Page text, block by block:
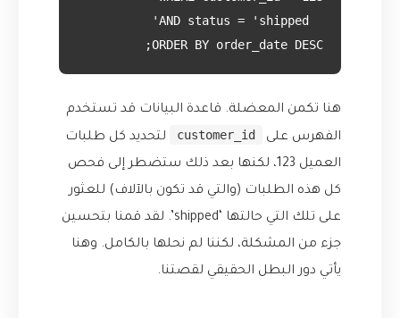
ORDER BY order_date DESC;
هنا تكمن المعضلة. قاعدة البيانات قد تستخدم
الفهرس على
customer_id
لتحديد كل طلبات
العميل 123، لكنها بعد ذلك ستضطر إلى فحص
كل هذه الطلبات (والتي قد تكون بالآلاف) للعثور
على تلك التي حالتها ‘shipped’. لقد قمنا بتحسين
جزء من المشكلة، لكننا لم نحلها بالكامل. وهنا
يأتي دور البطل الحقيقي لقصتنا.